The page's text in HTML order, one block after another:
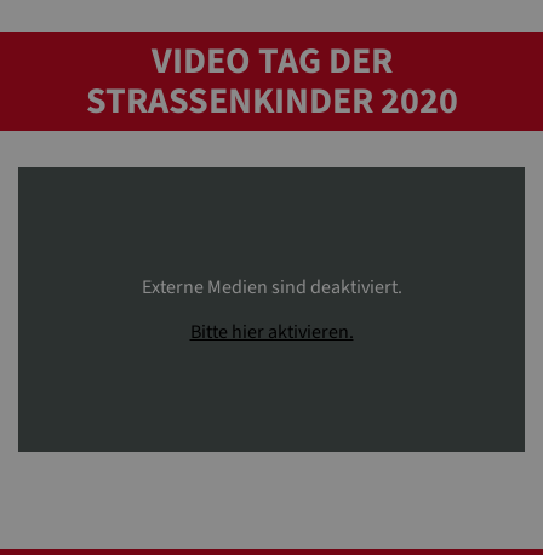
VIDEO TAG DER
STRASSENKINDER 2020
Externe Medien sind deaktiviert.
Bitte hier aktivieren.